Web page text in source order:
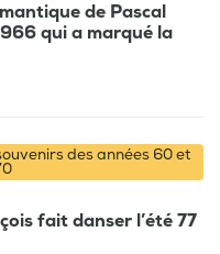
de Pascal
qui a marqué la
des années 60 et
fait danser l’été 77